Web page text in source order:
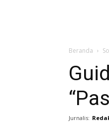
Beranda
Jurnalis: